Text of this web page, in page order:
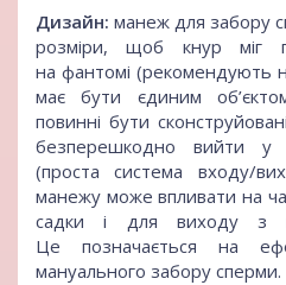
Дизайн: манеж для забору
розміри, щоб кнур міг
на фантомі (рекомендують
має бути єдиним
повинні бути
безперешкодно вийти у
(проста система входу/
манежу може впливати на
садки і для виходу з
Це позначається на
мануального забору сперми.